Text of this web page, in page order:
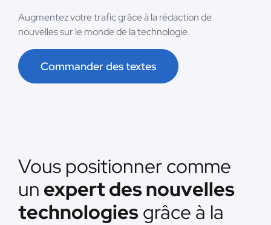
Augmentez votre trafic grâce à la rédaction de
nouvelles sur le monde de la technologie.
Commander des textes
Vous positionner comme
un expert des nouvelles
technologiesgrâce à la